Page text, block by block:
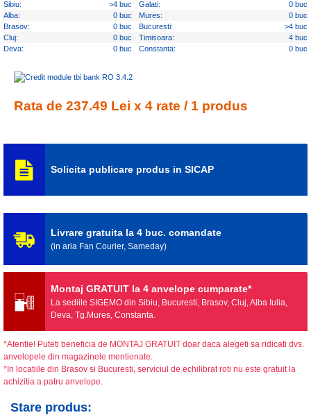
Sibiu: >4 buc Galati:
0 buc
Alba:
0 buc Mures:
0 buc
Brasov:
0 buc Bucuresti:
>4 buc
Cluj:
0 buc Timisoara:
4 buc
Deva:
0 buc Constanta: 0 buc
Rata de 237.49 Lei x 4 rate / 1 produs
Solicita publicare produs in SICAP
Livrare gratuita la 4 buc. comandate
(in aria Fan Courier, Sameday)
Montaj GRATUIT la 4 anvelope cumparate*
La sediile SIGEMO din Sibiu, Bucuresti, Brasov, Cluj, Alba Iulia,
Deva, Tg.Mures, Constanta.
*Atentie! Puteti beneficia de MONTAJ GRATUIT doar daca alegeti sa ridicati dvs.
anvelopele din magazinele mentionate.
*In locatiile din Brasov si Bucuresti, serviciul de echilibrat roti nu este gratuit la
achizitia a patru anvelope.
Stare produs: